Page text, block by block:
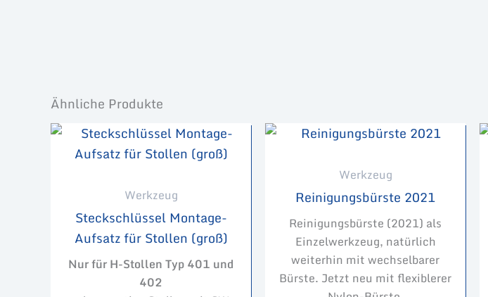
Ähnliche Produkte
Werkzeug
Steckschlüssel Montage-
Aufsatz für Stollen (groß)
Nur für H-Stollen Typ 401 und
402
Werkzeug
Reinigungsbürste 2021
Reinigungsbürste (2021) als
Einzelwerkzeug, natürlich
weiterhin mit wechselbarer
Bürste. Jetzt neu mit flexiblerer